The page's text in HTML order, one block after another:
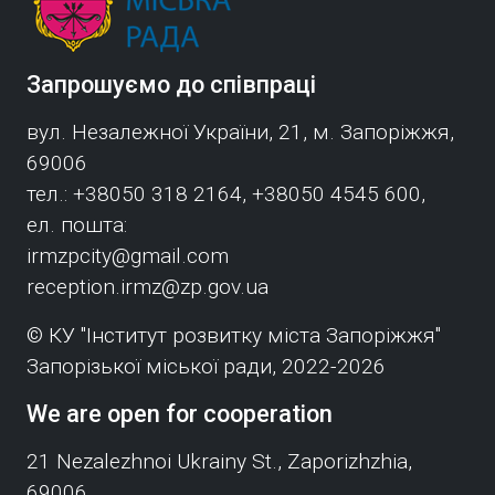
Запрошуємо до співпраці
вул. Незалежної України, 21, м. Запоріжжя,
69006
тел.: +38050 318 2164, +38050 4545 600,
ел. пошта:
irmzpcity@gmail.com
reception.irmz@zp.gov.ua
© КУ "Інститут розвитку міста Запоріжжя"
Запорізької міської ради, 2022-2026
We are open for cooperation
21 Nezalezhnoi Ukrainy St., Zaporizhzhia,